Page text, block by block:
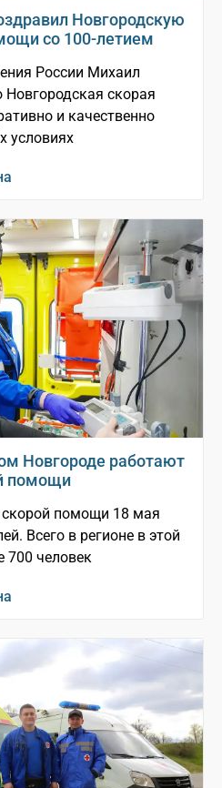
Новгородскую
со 100-летием
России Михаил
скорая
и качественно
условиях
Новгороде работают
помощи
помощи 18 мая
Всего в регионе в этой
700 человек